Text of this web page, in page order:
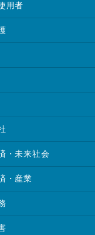
用者
・未来社会
・産業